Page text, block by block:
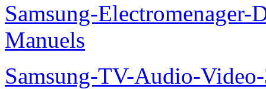
Samsung-
Manuels
Samsung-TV-Audio-